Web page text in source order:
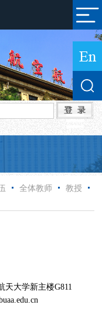
全体教师
教授
天大学新主楼G811